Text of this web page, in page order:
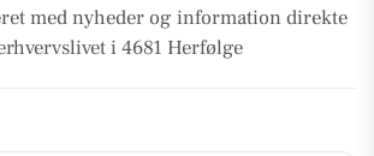
med nyheder og information direkte
i 4681 Herfølge